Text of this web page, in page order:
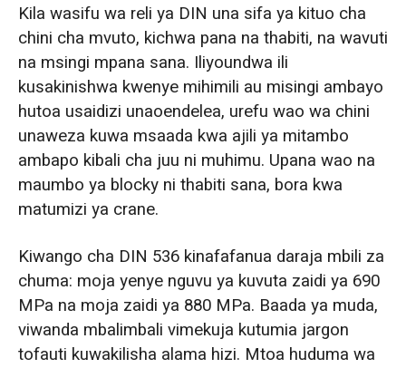
Kila wasifu wa reli ya DIN una sifa ya kituo cha
chini cha mvuto, kichwa pana na thabiti, na wavuti
na msingi mpana sana. Iliyoundwa ili
kusakinishwa kwenye mihimili au misingi ambayo
hutoa usaidizi unaoendelea, urefu wao wa chini
unaweza kuwa msaada kwa ajili ya mitambo
ambapo kibali cha juu ni muhimu. Upana wao na
maumbo ya blocky ni thabiti sana, bora kwa
matumizi ya crane.
Kiwango cha DIN 536 kinafafanua daraja mbili za
chuma: moja yenye nguvu ya kuvuta zaidi ya 690
MPa na moja zaidi ya 880 MPa. Baada ya muda,
viwanda mbalimbali vimekuja kutumia jargon
tofauti kuwakilisha alama hizi. Mtoa huduma wa